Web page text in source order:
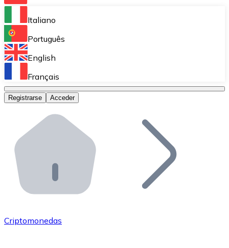
Bitnovo Ramp
Integra nuestra solución en tu plataforma.
Bitnovo Giftcards
Bitnovo OTC
Bitnovo ATM
Integra un ATM Bitnovo en tu negocio y permite que
Bitnovo API
Integra nuestra API en tu ecosistema.
Únete a nuestra red de distribuidores.
Italiano
Português
English
Français
Registrarse Acceder
Criptomonedas